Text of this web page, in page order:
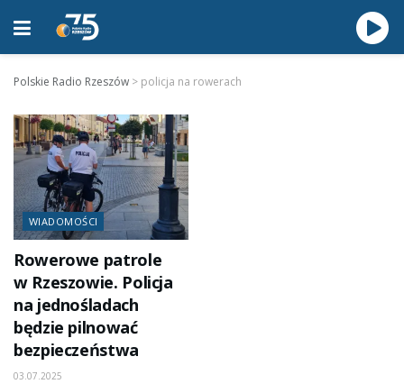
Polskie Radio Rzeszów > policja na rowerach
WIADOMOŚCI
Rowerowe patrole
w Rzeszowie. Policja
na jednośladach
będzie pilnować
bezpieczeństwa
03.07.2025